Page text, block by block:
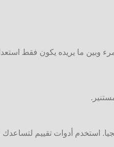
وبين ما يريده يكون فقط
استخدم أدوات تقييم لتساعدك